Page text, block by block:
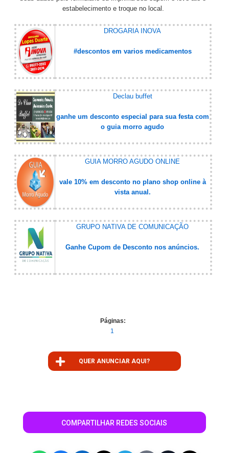
estabelecimento e troque no local.
DROGARIA INOVA
#descontos em varios medicamentos
Declau buffet
ganhe um desconto especial para sua festa com
o guia morro agudo
GUIA MORRO AGUDO ONLINE
vale 10% em desconto no plano shop online à
vista anual.
GRUPO NATIVA DE COMUNICAÇÃO
Ganhe Cupom de Desconto nos anúncios.
Páginas:
1
QUER ANUNCIAR AQUI?
COMPARTILHAR REDES SOCIAIS